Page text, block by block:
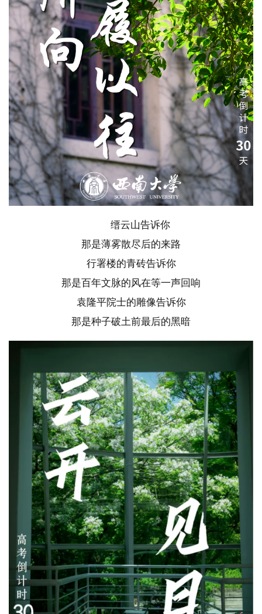
缙云山告诉你
那是薄雾散尽后的来路
行署楼的青砖告诉你
那是百年文脉的风在等一声回响
袁隆平院士的雕像告诉你
那是种子破土前最后的黑暗